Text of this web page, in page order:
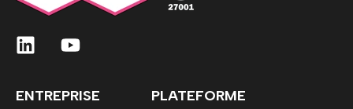
ENTREPRISE PLATEFORME